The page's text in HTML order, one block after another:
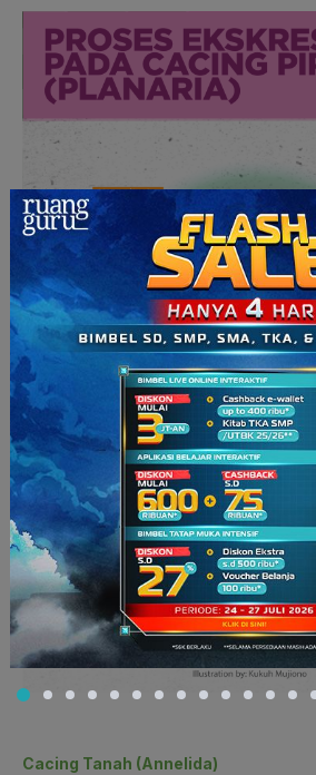
Cacing Tanah (Annelida)